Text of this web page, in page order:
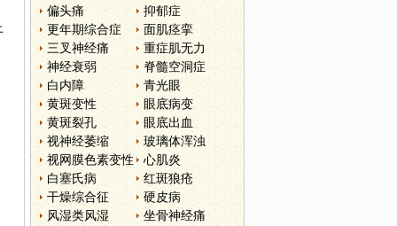
偏头痛
抑郁症
更年期综合症
面肌痉挛
三叉神经痛
重症肌无力
神经衰弱
脊髓空洞症
白内障
青光眼
黄斑变性
眼底病变
黄斑裂孔
眼底出血
视神经萎缩
玻璃体浑浊
视网膜色素变性
心肌炎
白塞氏病
红斑狼疮
干燥综合征
硬皮病
风湿类风湿
坐骨神经痛